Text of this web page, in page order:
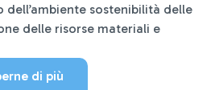
sostenibilità delle
delle risorse materiali e
di più